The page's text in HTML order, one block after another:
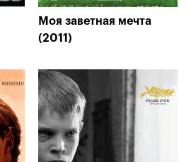
Моя заветная мечта
(2011)